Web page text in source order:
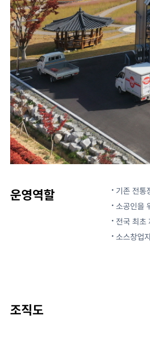
운영역할
기존 전통
소공인을
전국 최초
소스창업
조직도